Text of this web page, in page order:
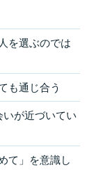
を選ぶのでは
も通じ合う
が近づいてい
て」を意識し